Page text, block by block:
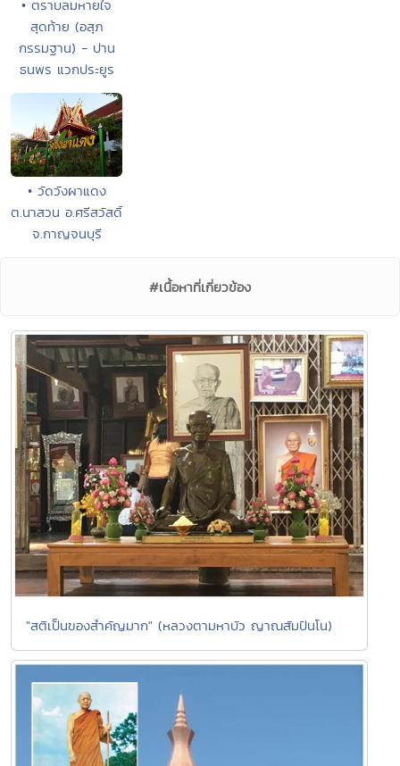
• ตราบลมหายใจ
สุดท้าย (อสุภ
กรรมฐาน) - ปาน
ธนพร แวกประยูร
• วัดวังผาแดง
ต.นาสวน อ.ศรีสวัสดิ์
จ.กาญจนบุรี
#เนื้อหาที่เกี่ยวข้อง
"สติเป็นของสำคัญมาก" (หลวงตามหาบัว ญาณสัมปันโน)